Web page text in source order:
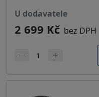
u dodavatele
2 699 Kč bez DPH